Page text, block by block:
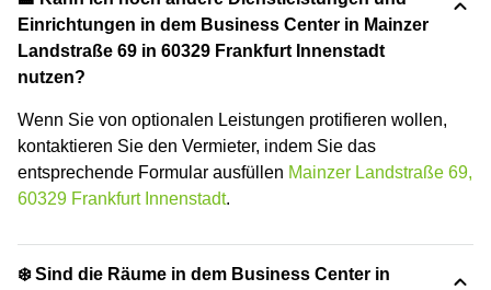
Einrichtungen in dem Business Center in Mainzer
Landstraße 69 in 60329 Frankfurt Innenstadt
nutzen?
Wenn Sie von optionalen Leistungen protifieren wollen,
kontaktieren Sie den Vermieter, indem Sie das
entsprechende Formular ausfüllen Mainzer Landstraße 69,
60329 Frankfurt Innenstadt.
❄️ Sind die Räume in dem Business Center in